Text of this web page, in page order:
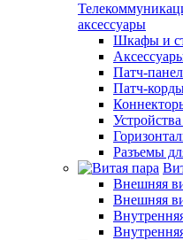
аксессуары
Шкафы и
Патч-
Патч-
Разъемы
Внешняя
Внешняя